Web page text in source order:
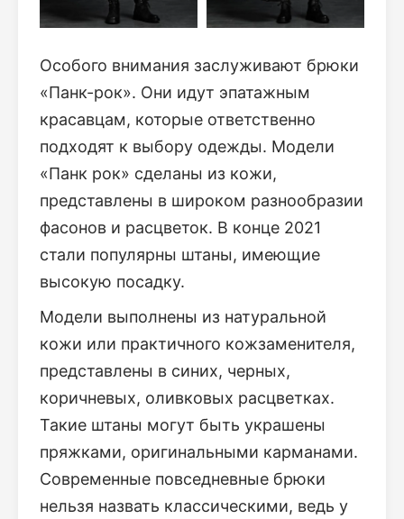
Особого внимания заслуживают брюки
«Панк-рок». Они идут эпатажным
красавцам, которые ответственно
подходят к выбору одежды. Модели
«Панк рок» сделаны из кожи,
представлены в широком разнообразии
фасонов и расцветок. В конце 2021
стали популярны штаны, имеющие
высокую посадку.
Модели выполнены из натуральной
кожи или практичного кожзаменителя,
представлены в синих, черных,
коричневых, оливковых расцветках.
Такие штаны могут быть украшены
пряжками, оригинальными карманами.
Современные повседневные брюки
нельзя назвать классическими, ведь у